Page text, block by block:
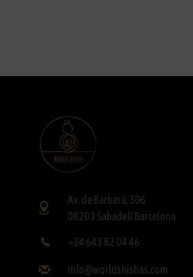
Av. de Barberà, 306
08203 Sabadell Barcelona
+34 643 82 04 46
info@worldshishas.com